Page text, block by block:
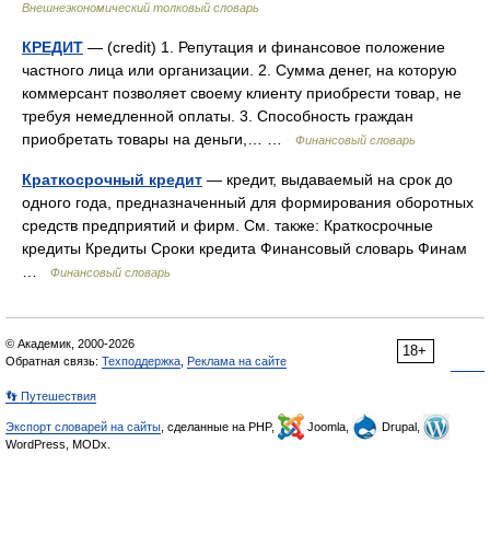
Внешнеэкономический толковый словарь
КРЕДИТ — (credit) 1. Репутация и финансовое положение
частного лица или организации. 2. Сумма денег, на которую
коммерсант позволяет своему клиенту приобрести товар, не
требуя немедленной оплаты. 3. Способность граждан
приобретать товары на деньги,… …
Финансовый словарь
Краткосрочный кредит — кредит, выдаваемый на срок до
одного года, предназначенный для формирования оборотных
средств предприятий и фирм. См. также: Краткосрочные
кредиты Кредиты Сроки кредита Финансовый словарь Финам
Финансовый словарь
18+
© Академик, 2000-2026
Обратная связь: Техподдержка Реклама на сайте
👣 Путешествия
Экспорт словарей на сайты , сделанные на PHP, Joomla,
Drupal,
WordPress, MODx.